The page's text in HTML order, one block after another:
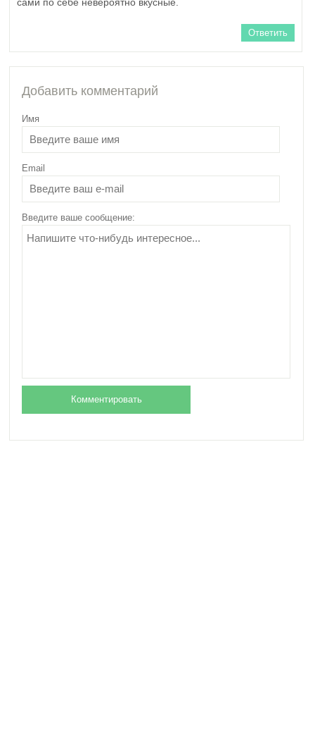
Ответить
Добавить комментарий
Имя
Email
Введите ваше сообщение: